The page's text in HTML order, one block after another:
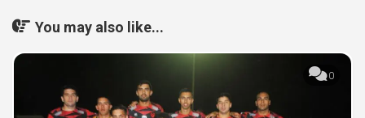
You may also like...
0